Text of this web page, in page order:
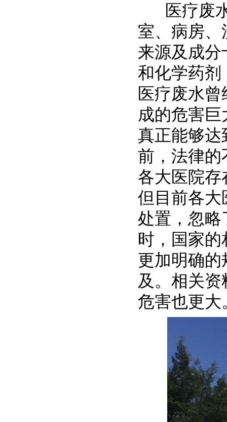
医疗废水
室、病房
来源及成
和化学药剂
医疗废水
成的危害巨
真正能够达
前，法律的
各大医院存
但目前各大
处置，忽略
时，国家
更加明确
及。相关
危害也更大